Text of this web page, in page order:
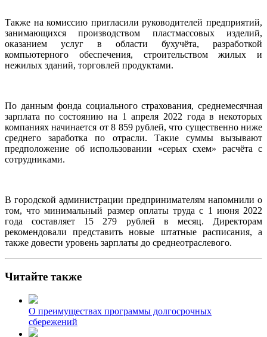
Также на комиссию пригласили руководителей предприятий,
занимающихся производством пластмассовых изделий,
оказанием услуг в области бухучёта, разработкой
компьютерного обеспечения, строительством жилых и
нежилых зданий, торговлей продуктами.
По данным фонда социального страхования, среднемесячная
зарплата по состоянию на 1 апреля 2022 года в некоторых
компаниях начинается от 8 859 рублей, что существенно ниже
среднего заработка по отрасли. Такие суммы вызывают
предположение об использовании «серых схем» расчёта с
сотрудниками.
В городской администрации предпринимателям напомнили о
том, что минимальный размер оплаты труда с 1 июня 2022
года составляет 15 279 рублей в месяц. Директорам
рекомендовали представить новые штатные расписания, а
также довести уровень зарплаты до среднеотраслевого.
Читайте также
О преимуществах программы долгосрочных
сбережений